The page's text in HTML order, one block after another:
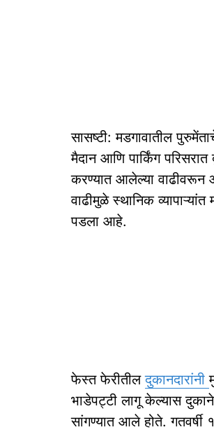
सासष्टी: मडगावातील
मैदान आणि पार्किंग
करण्यात आलेल्या वाढीवरून
वाढीमुळे स्थानिक
पडला आहे.
फेस्त फेरीतीलदुकानदारांनी
भाडेपट्टी लागू केल्यास दुकाने
सांगण्यात आले होते.